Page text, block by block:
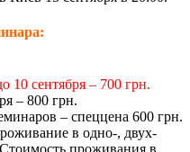
сентября – 700 грн.
– 800 грн.
– спеццена 600 грн.
в одно-, двух-
проживания в